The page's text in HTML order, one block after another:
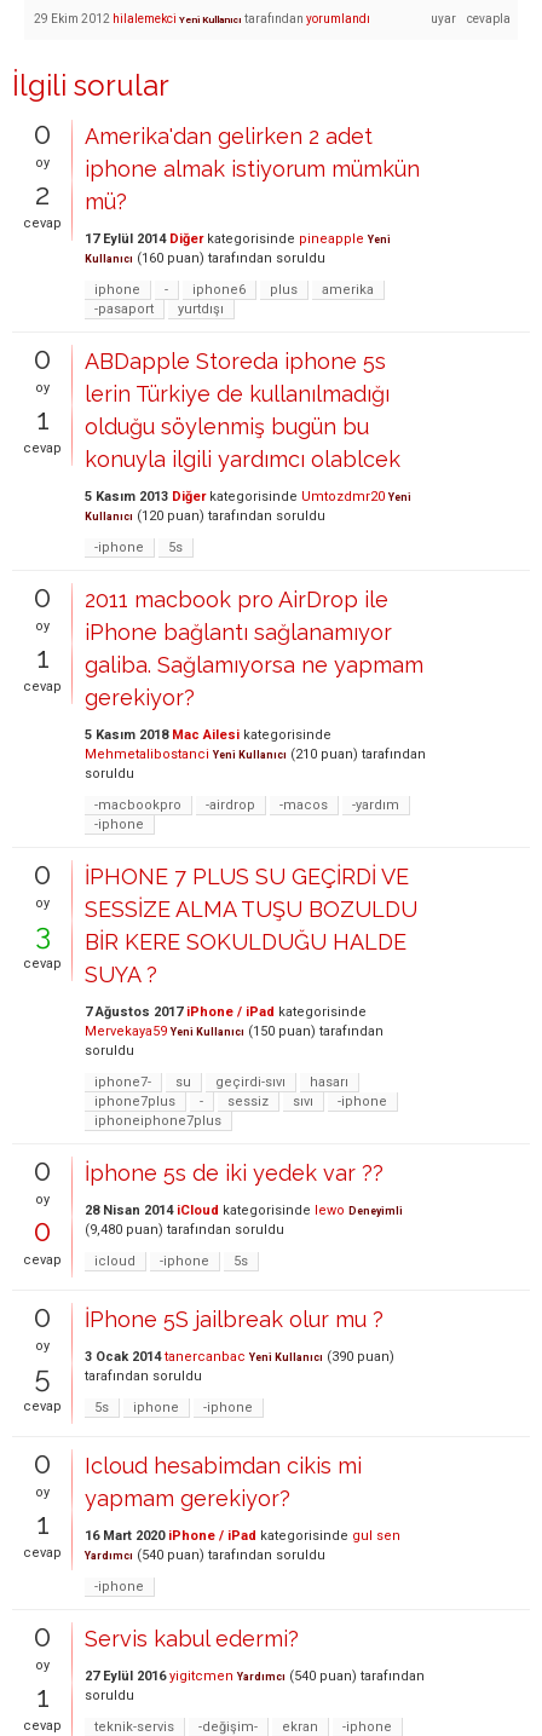
29 Ekim 2012 hilalemekci Yeni Kullanıcı tarafından yorumlandı
İlgili sorular
0
oy
2
cevap
Amerika'dan gelirken 2 adet
iphone almak istiyorum mümkün
mü?
17 Eylül 2014 Diğerkategorisinde pineapple Yeni
Kullanıcı (160 puan) tarafından soruldu
iphone
- iphone6 plus
amerika
-pasaport
yurtdışı
0
oy
1
cevap
ABDapple Storeda iphone 5s
lerin Türkiye de kullanılmadığı
olduğu söylenmiş bugün bu
konuyla ilgili yardımcı olablcek
5 Kasım 2013 Diğerkategorisinde Umtozdmr20 Yeni
Kullanıcı (120 puan) tarafından soruldu
-iphone
5s
0
oy
1
cevap
2011 macbook pro AirDrop ile
iPhone bağlantı sağlanamıyor
galiba. Sağlamıyorsa ne yapmam
gerekiyor?
5 Kasım 2018 Mac Ailesi kategorisinde
Mehmetalibostanci Yeni Kullanıcı (210 puan) tarafından
soruldu
-macbookpro
-airdrop -macos
-yardım
-iphone
0
oy
3
cevap
İPHONE 7 PLUS SU GEÇİRDİ VE
SESSİZE ALMA TUŞU BOZULDU
BİR KERE SOKULDUĞU HALDE
SUYA ?
7 Ağustos 2017 iPhone / iPad kategorisinde
Mervekaya59 Yeni Kullanıcı (150 puan) tarafından
soruldu
iphone7-
su geçirdi-sıvı
hasarı
iphone7plus
- sessiz sıvı
-iphone
iphoneiphone7plus
0
oy
0
cevap
İphone 5s de iki yedek var ??
28 Nisan 2014 iCloud kategorisinde lewo Deneyimli
(9,480 puan) tarafından soruldu
icloud
-iphone 5s
0
oy
5
cevap
İPhone 5S jailbreak olur mu ?
3 Ocak 2014 tanercanbac Yeni Kullanıcı (390 puan)
tarafından soruldu
5s
iphone -iphone
0
oy
1
cevap
Icloud hesabimdan cikis mi
yapmam gerekiyor?
16 Mart 2020 iPhone / iPad kategorisinde gul sen
Yardımcı (540 puan) tarafından soruldu
-iphone
0
oy
1
cevap
Servis kabul edermi?
27 Eylül 2016 yigitcmen Yardımcı (540 puan) tarafından
soruldu
teknik-servis
-değişim- ekran
-iphone